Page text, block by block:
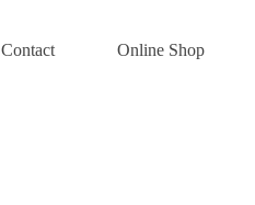
Contact Online Shop